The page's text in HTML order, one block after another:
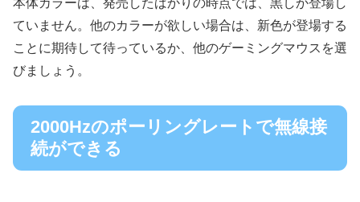
本体カラーは、発売したばかりの時点では、黒しか登場し
ていません。他のカラーが欲しい場合は、新色が登場する
ことに期待して待っているか、他のゲーミングマウスを選
びましょう。
2000Hzのポーリングレートで無線接
続ができる